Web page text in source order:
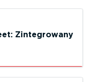
Zinte­growany